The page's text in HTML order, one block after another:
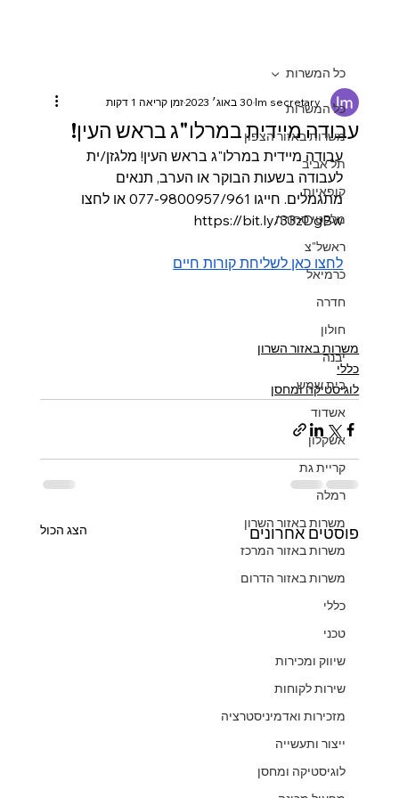
כל המשרות
משרות באזור הצפון
תל אביב
קופאיות
מלקטי סחורה
ראשל"צ
כרמיאל
חדרה
חולון
יבנה
בית שמש
אשדוד
אשקלון
קריית גת
רמלה
משרות באזור השרון
משרות באזור המרכז
משרות באזור הדרום
כללי
טכני
שיווק ומכירות
שירות לקוחות
מזכירות ואדמיניסטרציה
ייצור ותעשייה
לוגיסטיקה ומחסן
כל המשרות
עבודה מיידית במרלו"ג בראש העין!
lm secretary30 באוג׳ 2023 זמן קריאה 1 דקות
עבודה מיידית במרלו"ג בראש העין! מלגזן/ית
לעבודה בשעות הבוקר או הערב, תנאים
מתגמלים. חייגו 077-9800957/961 או לחצו
https://bit.ly/33zDgBw
לחצו כאן לשליחת קורות חיים
משרות באזור השרון
כללי
לוגיסטיקה ומחסן
פוסטים אחרונים הצג הכול